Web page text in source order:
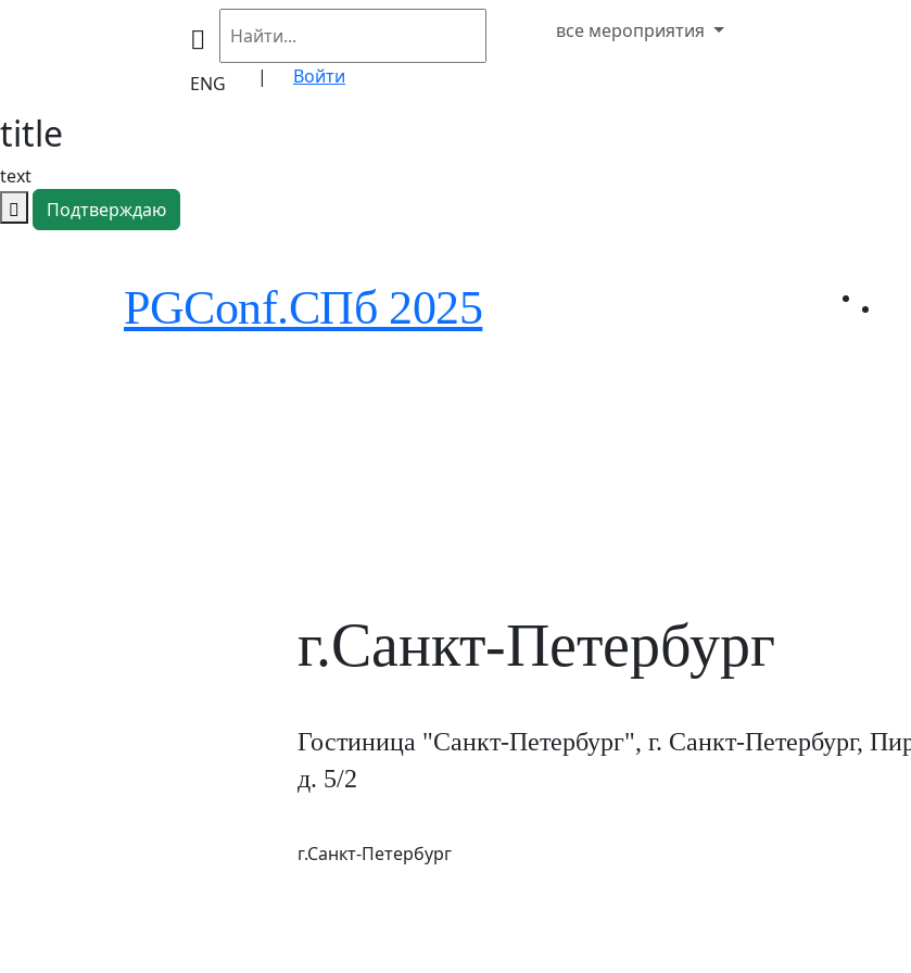
все мероприятия
ENG | Войти
title
text
Подтверждаю
PGConf.СПб 2025
г.Санкт-Петербург
Гостиница "Санкт-Петербург", г. Санкт-Петербург,
д. 5/2
г.Санкт-Петербург